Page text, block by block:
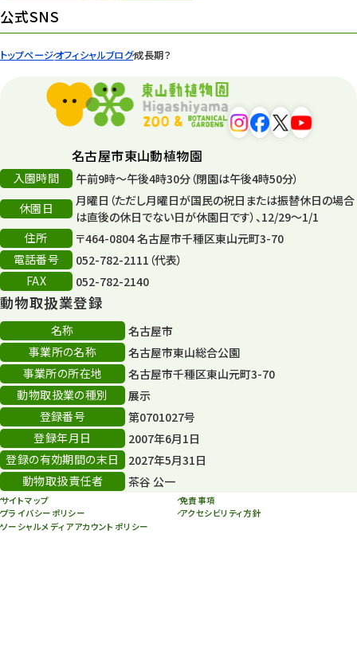
トップページオフィシャルブログ成長期？
イベント
平和公園
森のとこやさん
再生
再生フォーラム
80周年
その他
その他イベント
スカイタワー
年末年始のイベント
秋まつり
公式SNS
名古屋市東山動植物園
入園時間
午前9時～午後4時30分（閉園は午後4時50分）
休園日
月曜日（ただし月曜日が国民の祝日または振替休日の場合
は直後の休日でない日が休園日です）、12/29～1/1
住所
〒464-0804 名古屋市千種区東山元町3-70
電話番号
052-782-2111（代表）
FAX
052-782-2140
動物取扱業登録
名称
名古屋市
事業所の名称
名古屋市東山総合公園
事業所の所在地
名古屋市千種区東山元町3-70
動物取扱業の種別
展示
登録番号
第0701027号
登録年月日
2007年6月1日
登録の有効期間の末日
2027年5月31日
動物取扱責任者
茶谷 公一
サイトマップ
免責事項
プライバシーポリシー
アクセシビリティ方針
ソーシャルメディアアカウントポリシー